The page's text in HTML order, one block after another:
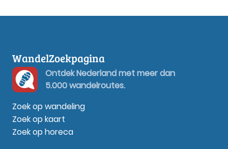
WandelZoekpagina
Ontdek Nederland met meer dan
5.000 wandelroutes.
Zoek op wandeling
Zoek op kaart
Zoek op horeca